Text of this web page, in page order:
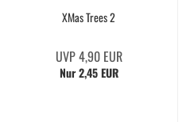
XMas Trees 2
UVP 4,90 EUR
Nur 2,45 EUR